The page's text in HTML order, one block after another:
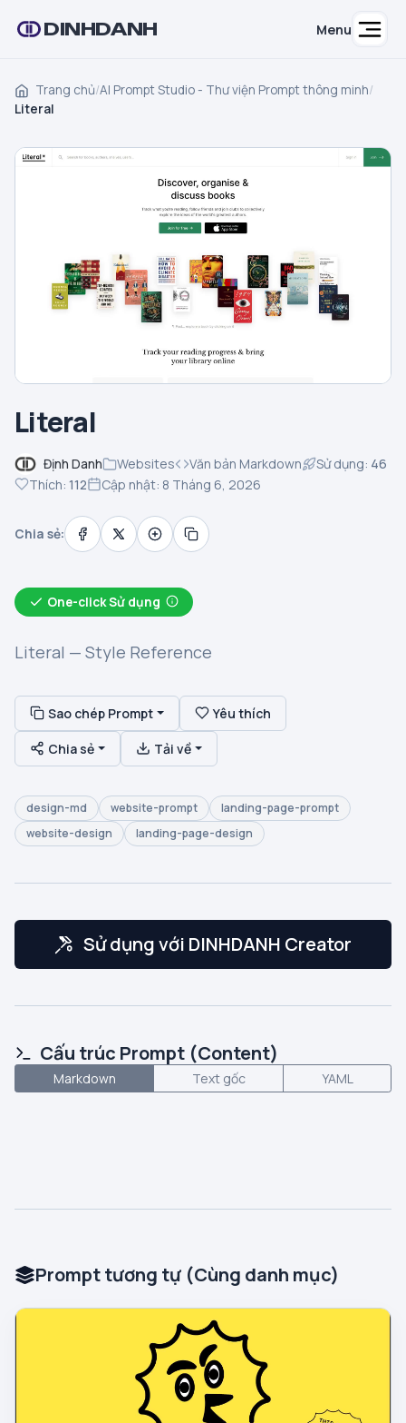
DINHDANH Menu
Trang chủ/AI Prompt Studio - Thư viện Prompt thông minh/
Literal
Literal
Định Danh Websites Văn bản Markdown Sử dụng: 46
Thích: 112 Cập nhật: 8 Tháng 6, 2026
Chia sẻ:
One-click Sử dụng
Literal — Style Reference
Sao chép Prompt Yêu thích
Chia sẻ Tải về
design-md website-prompt
landing-page-prompt
website-design
landing-page-design
Sử dụng với DINHDANH Creator
Cấu trúc Prompt (Content)
Markdown Text gốc YAML
Prompt tương tự (Cùng danh mục)